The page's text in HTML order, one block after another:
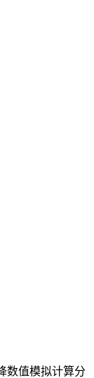
数值模拟计算分